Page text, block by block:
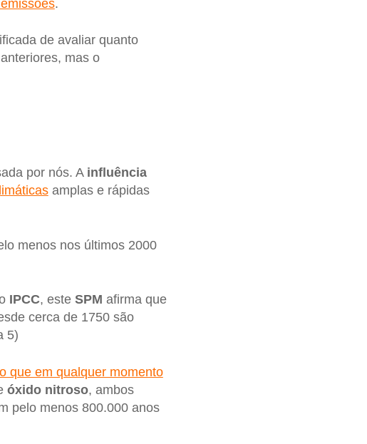
.
de avaliar quanto
mas o
por nós. A influência
amplas e rápidas
menos nos últimos 2000
IPCC, este SPM afirma que
cerca de 1750 são
5)
que em qualquer momento
óxido nitroso, ambos
pelo menos 800.000 anos